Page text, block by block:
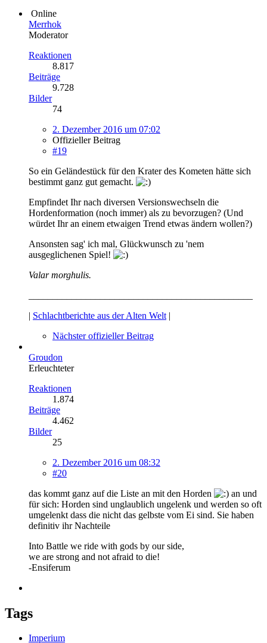
Online
Merrhok
Moderator
Reaktionen
8.817
Beiträge
9.728
Bilder
74
2. Dezember 2016 um 07:02
Offizieller Beitrag
#19
So ein Geländestück für den Krater des Kometen hätte sich
bestimmt ganz gut gemacht.
Empfindet Ihr nach diversen Versionswechseln die
Hordenformation (noch immer) als zu bevorzugen? (Und
würdet Ihr an einem etwaigen Trend etwas ändern wollen?)
Ansonsten sag' ich mal, Glückwunsch zu 'nem
ausgeglichenen Spiel!
Valar morghulis.
| Schlachtberichte aus der Alten Welt |
Nächster offizieller Beitrag
Groudon
Erleuchteter
Reaktionen
1.874
Beiträge
4.462
Bilder
25
2. Dezember 2016 um 08:32
#20
das kommt ganz auf die Liste an mit den Horden
an und
für sich: Horden sind unglaublich ungelenk und werden so oft
umgelenkt dass die nicht das gelbste vom Ei sind. Sie haben
definitiv ihr Nachteile
Into Battle we ride with gods by our side,
we are strong and not afraid to die!
-Ensiferum
Tags
Imperium